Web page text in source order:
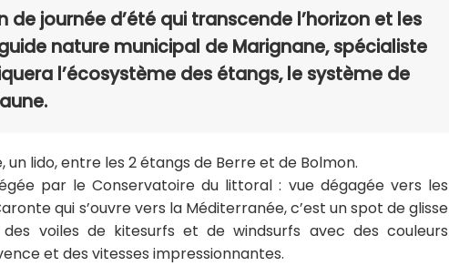
de journée d’été qui transcende l’horizon et les
nature municipal de Marignane, spécialiste
l’écosystème des étangs, le système de
un lido, entre les 2 étangs de Berre et de Bolmon.
par le Conservatoire du littoral : vue dégagée vers les
qui s’ouvre vers la Méditerranée, c’est un spot de glisse
voiles de kitesurfs et de windsurfs avec des couleurs
et des vitesses impressionnantes.